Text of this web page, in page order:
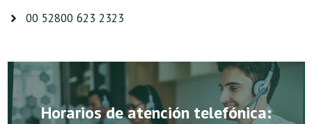
00 52800 623 2323
Horarios de atención telefónica: